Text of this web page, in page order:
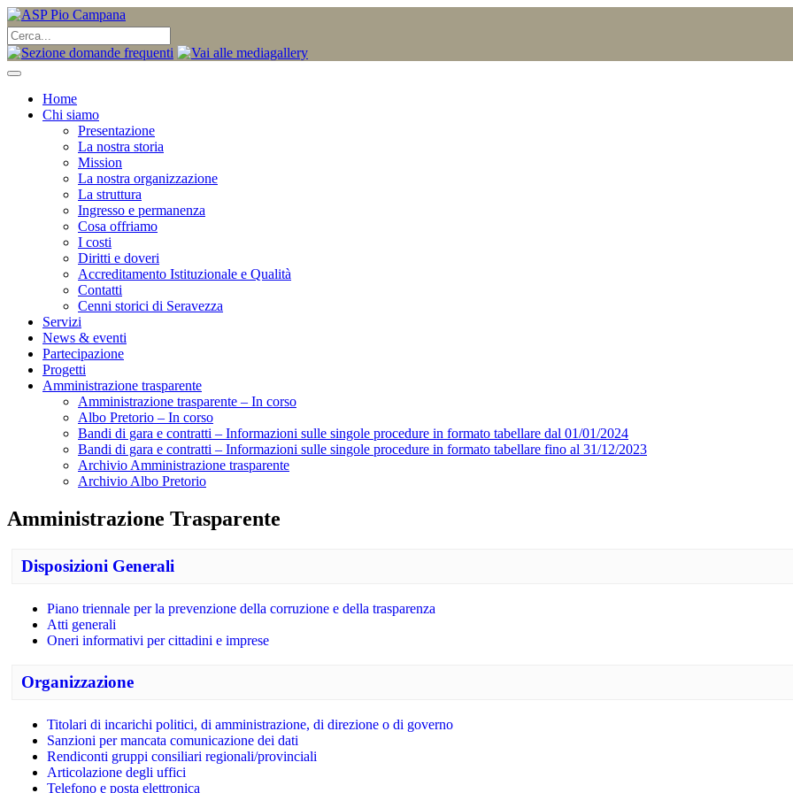
Home
Chi siamo
Presentazione
La nostra storia
Mission
La nostra organizzazione
La struttura
Ingresso e permanenza
Cosa offriamo
I costi
Diritti e doveri
Accreditamento Istituzionale e Qualità
Contatti
Cenni storici di Seravezza
Servizi
News & eventi
Partecipazione
Progetti
Amministrazione trasparente
Amministrazione trasparente – In corso
Albo Pretorio – In corso
Bandi di gara e contratti – Informazioni sulle singole procedure in formato tabellare dal 01/01/2024
Bandi di gara e contratti – Informazioni sulle singole procedure in formato tabellare fino al 31/12/2023
Archivio Amministrazione trasparente
Archivio Albo Pretorio
Amministrazione Trasparente
Disposizioni Generali
Piano triennale per la prevenzione della corruzione e della trasparenza
Atti generali
Oneri informativi per cittadini e imprese
Organizzazione
Titolari di incarichi politici, di amministrazione, di direzione o di governo
Sanzioni per mancata comunicazione dei dati
Rendiconti gruppi consiliari regionali/provinciali
Articolazione degli uffici
Telefono e posta elettronica